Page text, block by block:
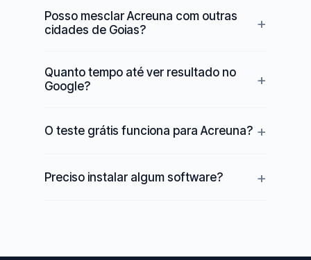
Posso mesclar Acreuna com outras
cidades de Goias?
Quanto tempo até ver resultado no
Google?
O teste grátis funciona para Acreuna?
Preciso instalar algum software?